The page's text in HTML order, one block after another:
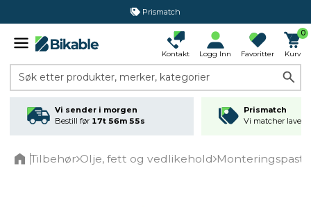
Prismatch
Kontakt Logg Inn Favoritter
0
Kurv
Søk etter produkter, merker, kategorier
Vi sender i morgen
Bestill før 17t 56m 54s
Prismatch
Vi matcher
Tilbehør Olje, fett og vedlikehold Monteringspasta